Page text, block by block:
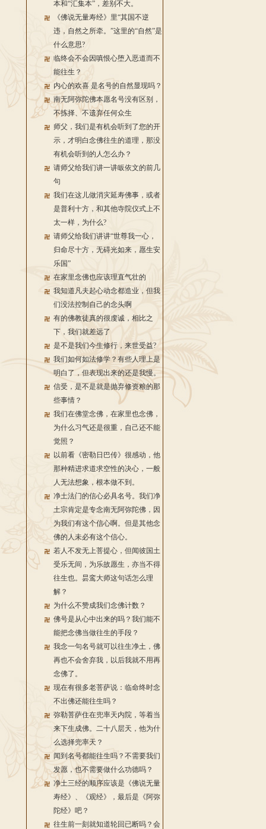
本和“汇集本”，差别不大。
《佛说无量寿经》里“其国不逆
违，自然之所牵。”这里的“自然”是
什么意思?
临终会不会因嗔恨心堕入恶道而不
能往生？
内心的欢喜 是名号的自然显现吗？
南无阿弥陀佛本愿名号没有区别，
不拣择、不遗弃任何众生
师父，我们是有机会听到了您的开
示，才明白念佛往生的道理，那没
有机会听到的人怎么办？
请师父给我们讲一讲皈依文的前几
句
我们在这儿做消灾延寿佛事，或者
是普利十方，和其他寺院仪式上不
太一样，为什么?
请师父给我们讲讲“世尊我一心，
归命尽十方，无碍光如来，愿生安
乐国”
在家里念佛也应该理直气壮的
我知道凡夫起心动念都造业，但我
们没法控制自己的念头啊
有的佛教徒真的很虔诚，相比之
下，我们就差远了
是不是我们今生修行，来世受益?
我们如何如法修学？有些人理上是
明白了，但表现出来的还是我慢。
信受，是不是就是抛弃修资粮的那
些事情？
我们在佛堂念佛，在家里也念佛，
为什么习气还是很重，自己还不能
觉照？
以前看《密勒日巴传》很感动，他
那种精进求道求空性的决心，一般
人无法想象，根本做不到。
净土法门的信心必具名号。我们净
土宗肯定是专念南无阿弥陀佛，因
为我们有这个信心啊。但是其他念
佛的人未必有这个信心。
若人不发无上菩提心，但闻彼国土
受乐无间，为乐故愿生，亦当不得
往生也。昙鸾大师这句话怎么理
解？
为什么不赞成我们念佛计数？
佛号是从心中出来的吗？我们能不
能把念佛当做往生的手段？
我念一句名号就可以往生净土，佛
再也不会舍弃我，以后我就不用再
念佛了。
现在有很多老菩萨说：临命终时念
不出佛还能往生吗？
弥勒菩萨住在兜率天内院，等着当
来下生成佛。二十八层天，他为什
么选择兜率天？
闻到名号都能往生吗？不需要我们
发愿，也不需要做什么功德吗？
净土三经的顺序应该是《佛说无量
寿经》、《观经》，最后是《阿弥
陀经》吧？
往生前一刻就知道轮回已断吗？会